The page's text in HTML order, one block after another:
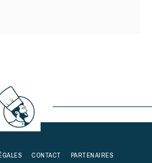
CONTACT PARTENAIRES